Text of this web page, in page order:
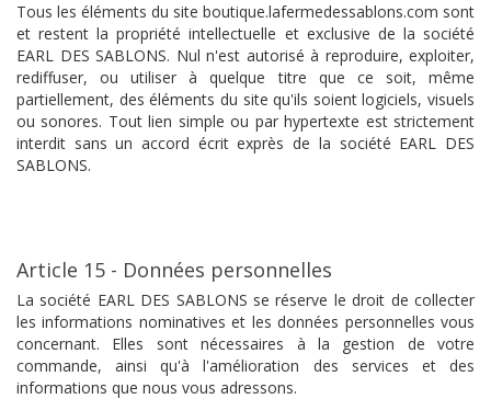
Tous les éléments du site boutique.lafermedessablons.com sont
et restent la propriété intellectuelle et exclusive de la société
EARL DES SABLONS. Nul n'est autorisé à reproduire, exploiter,
rediffuser, ou utiliser à quelque titre que ce soit, même
partiellement, des éléments du site qu'ils soient logiciels, visuels
ou sonores. Tout lien simple ou par hypertexte est strictement
interdit sans un accord écrit exprès de la société EARL DES
SABLONS.
Article 15 - Données personnelles
La société EARL DES SABLONS se réserve le droit de collecter
les informations nominatives et les données personnelles vous
concernant. Elles sont nécessaires à la gestion de votre
commande, ainsi qu'à l'amélioration des services et des
informations que nous vous adressons.